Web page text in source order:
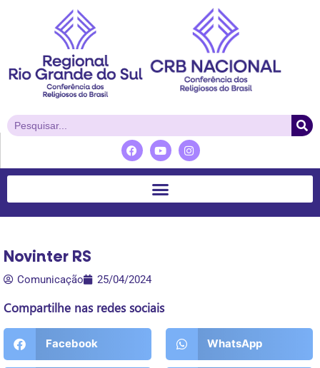
Novinter RS
Comunicação 25/04/2024
Compartilhe nas redes sociais
Facebook WhatsApp